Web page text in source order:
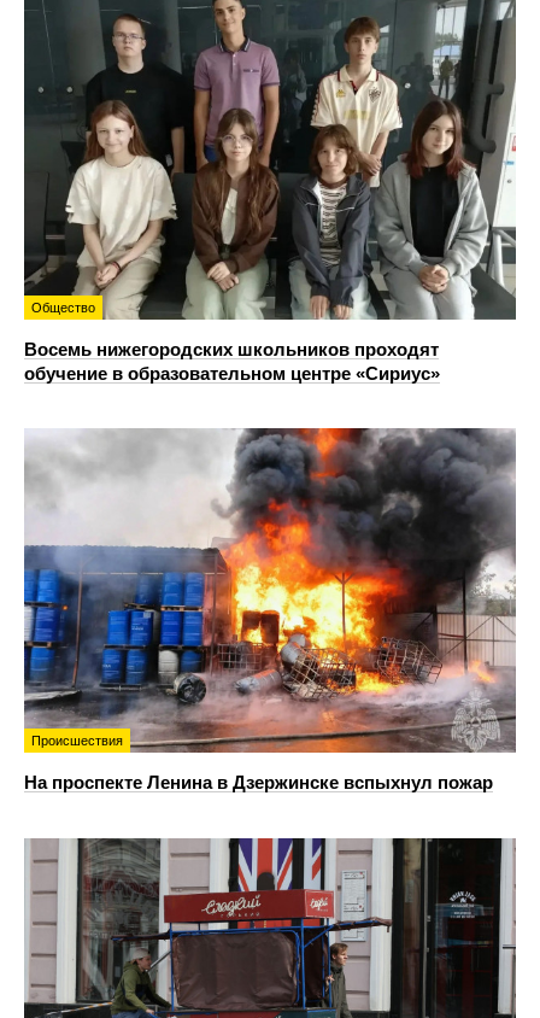
Общество
Восемь нижегородских школьников проходят
обучение в образовательном центре «Сириус»
Происшествия
На проспекте Ленина в Дзержинске вспыхнул пожар